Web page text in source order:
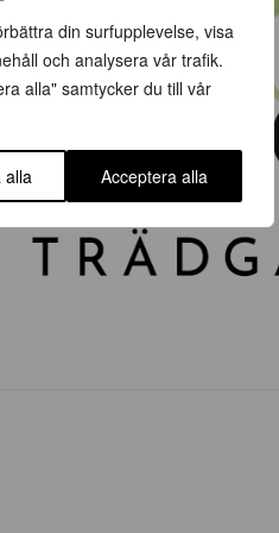
din surfupplevelse, visa
och analysera vår trafik.
alla" samtycker du till vår
alla Acceptera alla